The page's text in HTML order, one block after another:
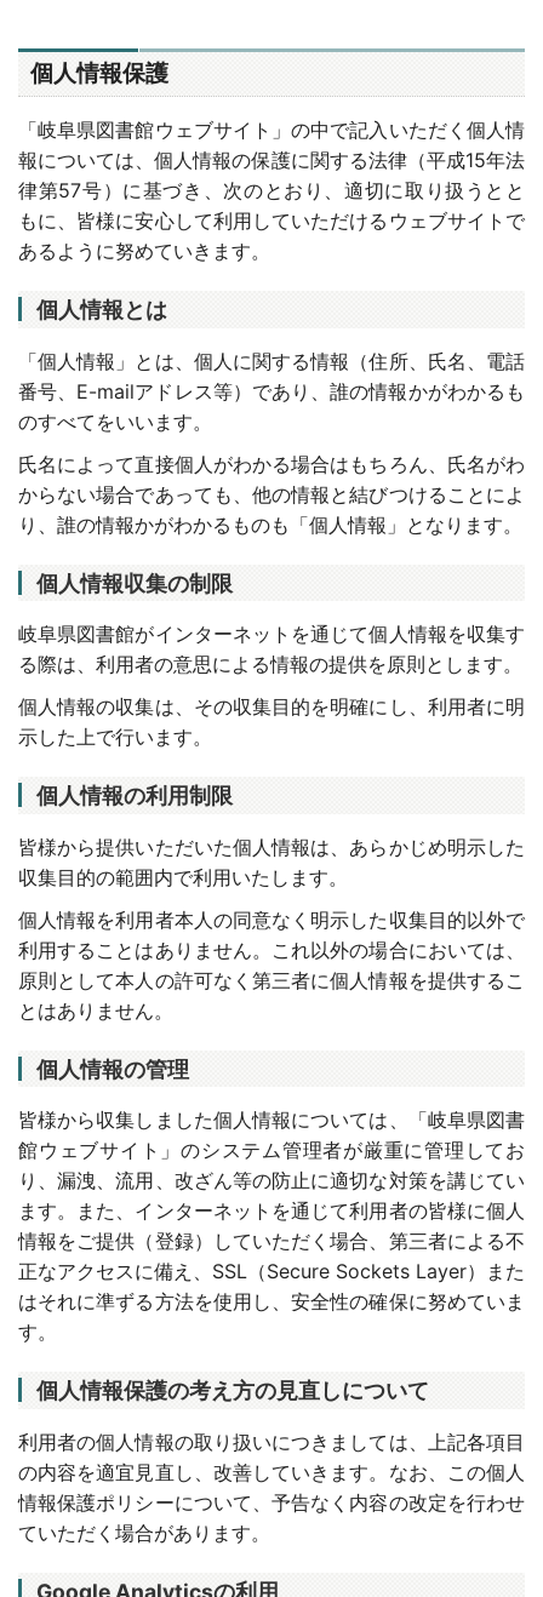
個人情報保護
「岐阜県図書館ウェブサイト」の中で記入いただく個人情
報については、個人情報の保護に関する法律（平成15年法
律第57号）に基づき、次のとおり、適切に取り扱うとと
もに、皆様に安心して利用していただけるウェブサイトで
あるように努めていきます。
個人情報とは
「個人情報」とは、個人に関する情報（住所、氏名、電話
番号、E-mailアドレス等）であり、誰の情報かがわかるも
のすべてをいいます。
氏名によって直接個人がわかる場合はもちろん、氏名がわ
からない場合であっても、他の情報と結びつけることによ
り、誰の情報かがわかるものも「個人情報」となります。
個人情報収集の制限
岐阜県図書館がインターネットを通じて個人情報を収集す
る際は、利用者の意思による情報の提供を原則とします。
個人情報の収集は、その収集目的を明確にし、利用者に明
示した上で行います。
個人情報の利用制限
皆様から提供いただいた個人情報は、あらかじめ明示した
収集目的の範囲内で利用いたします。
個人情報を利用者本人の同意なく明示した収集目的以外で
利用することはありません。これ以外の場合においては、
原則として本人の許可なく第三者に個人情報を提供するこ
とはありません。
個人情報の管理
皆様から収集しました個人情報については、「岐阜県図書
館ウェブサイト」のシステム管理者が厳重に管理してお
り、漏洩、流用、改ざん等の防止に適切な対策を講じてい
ます。また、インターネットを通じて利用者の皆様に個人
情報をご提供（登録）していただく場合、第三者による不
正なアクセスに備え、SSL（Secure Sockets Layer）また
はそれに準ずる方法を使用し、安全性の確保に努めていま
す。
個人情報保護の考え方の見直しについて
利用者の個人情報の取り扱いにつきましては、上記各項目
の内容を適宜見直し、改善していきます。なお、この個人
情報保護ポリシーについて、予告なく内容の改定を行わせ
ていただく場合があります。
Google Analyticsの利用